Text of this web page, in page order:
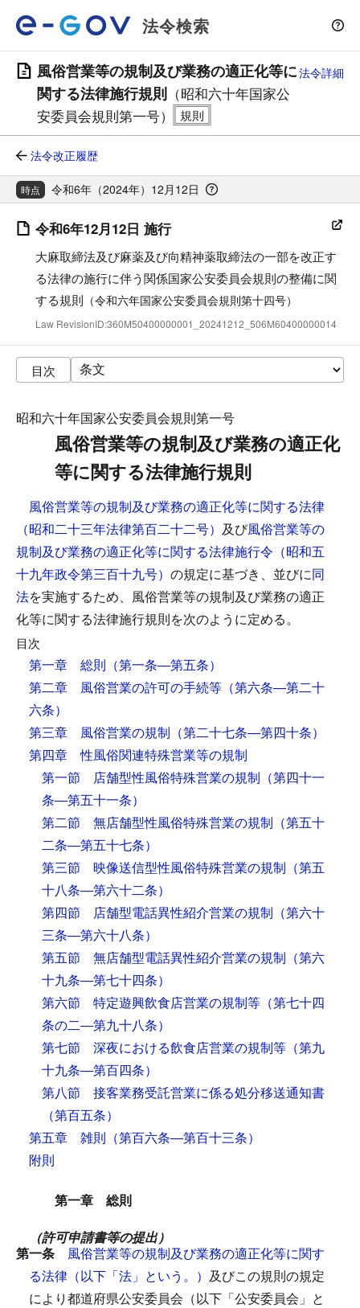
法令検索
風俗営業等の規制及び業務の適正化等に
関する法律施行規則 （昭和六十年国家公
安委員会規則第一号）
法令詳細
法令改正履歴
時点 令和6年（2024年）12月12日
令和6年12月12日 施行
大麻取締法及び麻薬及び向精神薬取締法の一部を改正す
る法律の施行に伴う関係国家公安委員会規則の整備に関
する規則 （令和六年国家公安委員会規則第十四号）
Law RevisionID:360M50400000001_20241212_506M60400000014
目次
昭和六十年国家公安委員会規則第一号
風俗営業等の規制及び業務の適正化
等に関する法律施行規則
風俗営業等の規制及び業務の適正化等に関する法律
（昭和二十三年法律第百二十二号） 及び風俗営業等の
規制及び業務の適正化等に関する法律施行令（昭和五
十九年政令第三百十九号） の規定に基づき、並びに同
法を実施するため、風俗営業等の規制及び業務の適正
化等に関する法律施行規則を次のように定める。
目次
第一章 総則 （第一条―第五条）
第二章 風俗営業の許可の手続等 （第六条―第二十
六条）
第三章 風俗営業の規制 （第二十七条―第四十条）
第四章 性風俗関連特殊営業等の規制
第一節 店舗型性風俗特殊営業の規制 （第四十一
条―第五十一条）
第二節 無店舗型性風俗特殊営業の規制 （第五十
二条―第五十七条）
第三節 映像送信型性風俗特殊営業の規制 （第五
十八条―第六十二条）
第四節 店舗型電話異性紹介営業の規制 （第六十
三条―第六十八条）
第五節 無店舗型電話異性紹介営業の規制 （第六
十九条―第七十四条）
第六節 特定遊興飲食店営業の規制等 （第七十四
条の二―第九十八条）
第七節 深夜における飲食店営業の規制等 （第九
十九条―第百四条）
第八節 接客業務受託営業に係る処分移送通知書
（第百五条）
第五章 雑則 （第百六条―第百十三条）
附則
第一章 総則
（許可申請書等の提出）
第一条 風俗営業等の規制及び業務の適正化等に関す
る法律（以下「法」という。） 及びこの規則の規定
により都道府県公安委員会（以下「公安委員会」と